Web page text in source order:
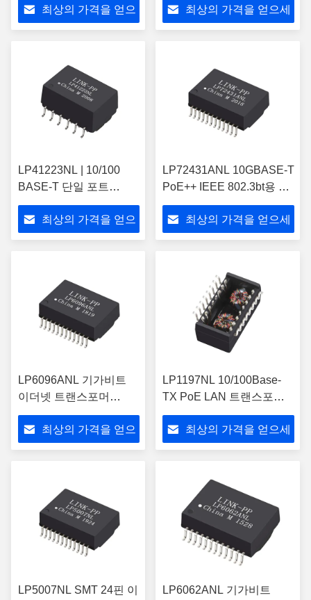
최상의 가격을 얻으
최상의 가격을 얻으세
LP41223NL | 10/100
BASE-T 단일 포트
PoE++ 트랜스포머 모듈
최상의 가격을 얻으
LP72431ANL 10GBASE-T
PoE++ IEEE 802.3bt용 트
랜스포머 모듈
최상의 가격을 얻으세
LP6096ANL 기가비트
이더넷 트랜스포머
PoE+ 자석 SMD 24 PIN
최상의 가격을 얻으
LP1197NL 10/100Base-
TX PoE LAN 트랜스포머
모듈 단일 포트
최상의 가격을 얻으세
LP5007NL SMT 24핀 이
LP6062ANL 기가비트